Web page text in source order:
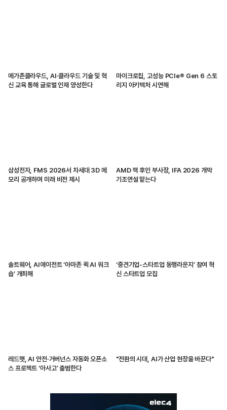
메가존클라우드, AI·클라우드 기술 및 혁
신 교육 통해 글로벌 인재 양성한다
마이크로칩, 고성능 PCIe® Gen 6 스토
리지 아키텍처 시연해
삼성전자, FMS 2026서 차세대 3D 메
모리 공개하며 미래 비전 제시
AMD 잭 후인 부사장, IFA 2026 개막
기조연설 맡는다
솔트웨어, AI에이전트 ‘아마존 퀵 AI 워크
숍’ 개최해
‘중견기업-스타트업 동행라운지’ 참여 혁
신 스타트업 모집
레드햇, AI 안전·거버넌스 자동화 오픈소
스 프로젝트 ‘아사고’ 출범한다
"전환의 시대, AI가 산업 현장을 바꾼다"